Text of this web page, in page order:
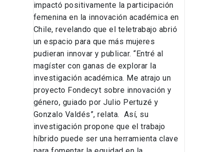
impactó positivamente la participación
femenina en la innovación académica en
Chile, revelando que el teletrabajo abrió
un espacio para que más mujeres
pudieran innovar y publicar. “Entré al
magíster con ganas de explorar la
investigación académica. Me atrajo un
proyecto Fondecyt sobre innovación y
género, guiado por Julio Pertuzé y
Gonzalo Valdés”, relata. Así, su
investigación propone que el trabajo
híbrido puede ser una herramienta clave